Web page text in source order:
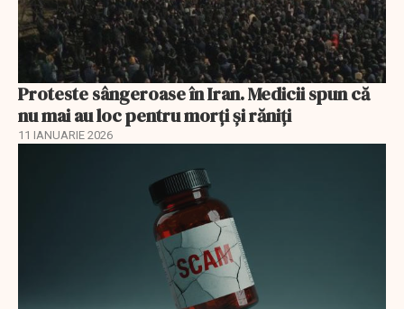
Proteste sângeroase în Iran. Medicii spun că
nu mai au loc pentru morți și răniți
11 IANUARIE 2026